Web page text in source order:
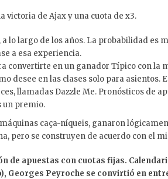
victoria de Ajax y una cuota de x3.
lo largo de los años. La probabilidad es
a esa experiencia.
convertirte en un ganador Típico con la
desee en las clases solo para asientos.
llamadas Dazzle Me. Pronósticos de
un premio.
caça-níqueis, ganaron
pero se construyen de acuerdo con el
de apuestas con cuotas fijas.
Georges Peyroche se convirtió en